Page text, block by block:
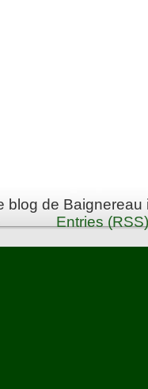
blog de
Entries (RSS)